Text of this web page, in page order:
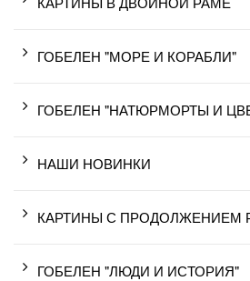
ГОБЕЛЕН "МОРЕ И КОРАБЛИ"
ГОБЕЛЕН "НАТЮРМОРТЫ И
НАШИ НОВИНКИ
КАРТИНЫ С ПРОДОЛЖЕНИЕМ
ГОБЕЛЕН "ЛЮДИ И ИСТОРИЯ"